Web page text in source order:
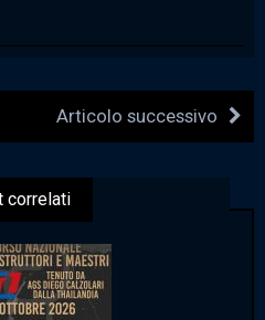
Articolo successivo
correlati